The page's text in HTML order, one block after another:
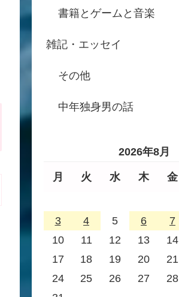
書籍とゲームと音楽
雑記・エッセイ
その他
中年独身男の話
2026年8月
月 火 水 木 金
3
4 5 6 7
10
11 12 13 14
17
18 19 20 21
24
25 26 27 28